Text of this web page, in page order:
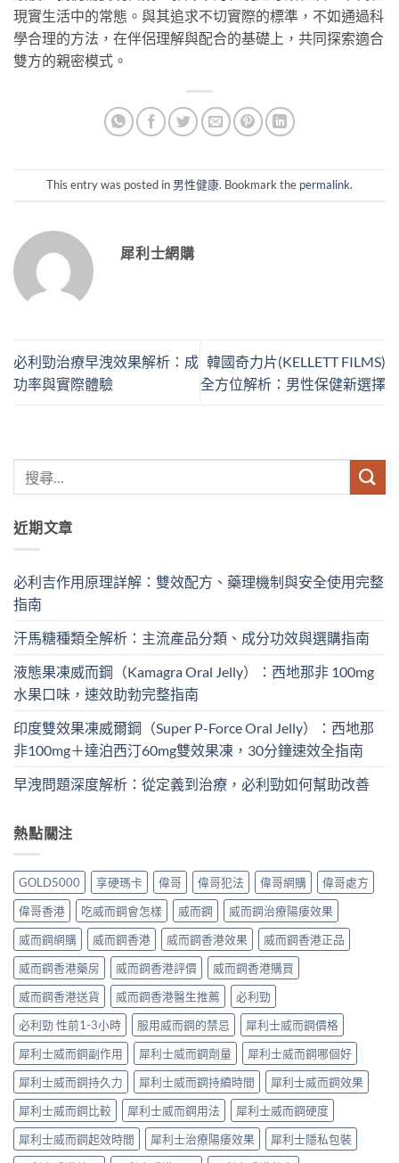
現實生活中的常態。與其追求不切實際的標準，不如通過科
學合理的方法，在伴侶理解與配合的基礎上，共同探索適合
雙方的親密模式。
This entry was posted in 男性健康. Bookmark the permalink.
犀利士網購
必利勁治療早洩效果解析：成
功率與實際體驗
韓國奇力片(KELLETT FILMS)
全方位解析：男性保健新選擇
近期文章
必利吉作用原理詳解：雙效配方、藥理機制與安全使用完整
指南
汗馬糖種類全解析：主流產品分類、成分功效與選購指南
液態果凍威而鋼（Kamagra Oral Jelly）：西地那非 100mg​
水果口味，速效助勃完整指南
印度雙效果凍威爾鋼（Super P-Force Oral Jelly）：西地那
非100mg＋達泊西汀60mg雙效果凍，30分鐘速效全指南
早洩問題深度解析：從定義到治療，必利勁如何幫助改善
熱點關注
GOLD5000 享硬瑪卡 偉哥 偉哥犯法 偉哥網購
偉哥處方
偉哥香港
吃威而鋼會怎樣 威而鋼
威而鋼治療陽痿效果
威而鋼網購
威而鋼香港 威而鋼香港效果
威而鋼香港正品
威而鋼香港藥房
威而鋼香港評價
威而鋼香港購買
威而鋼香港送貨
威而鋼香港醫生推薦
必利勁
必利勁 性前1-3小時
服用威而鋼的禁忌
犀利士威而鋼價格
犀利士威而鋼副作用
犀利士威而鋼劑量
犀利士威而鋼哪個好
犀利士威而鋼持久力
犀利士威而鋼持續時間
犀利士威而鋼效果
犀利士威而鋼比較
犀利士威而鋼用法
犀利士威而鋼硬度
犀利士威而鋼起效時間
犀利士治療陽痿效果
犀利士隱私包裝